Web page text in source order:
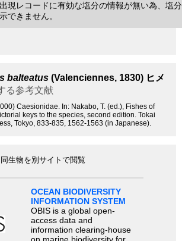
現レコードに有効な塩分の情報が無い為、塩
できません。
balteatus (Valenciennes, 1830) ヒメ
る参考文献
Caesionidae. In: Nakabo, T. (ed.), Fishes of
keys to the species, second edition. Tokai
Tokyo, 833-835, 1562-1563 (in Japanese).
同生物を別サイトで閲覧
OCEAN BIODIVERSITY
INFORMATION SYSTEM
OBIS is a global open-
access data and
information clearing-house
on marine biodiversity for